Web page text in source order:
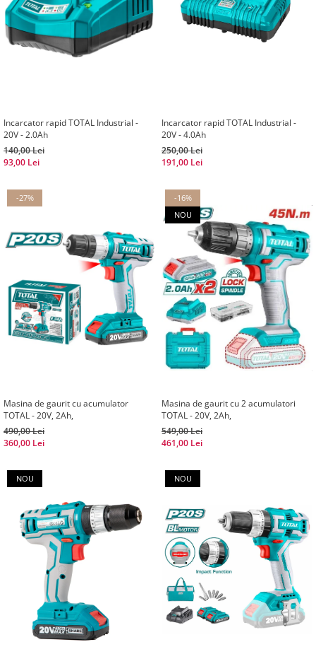
Incarcator rapid TOTAL Industrial -
20V - 2.0Ah
140,00 Lei
93,00 Lei
Incarcator rapid TOTAL Industrial -
20V - 4.0Ah
250,00 Lei
191,00 Lei
-27%
Masina de gaurit cu acumulator
TOTAL - 20V, 2Ah,
490,00 Lei
360,00 Lei
-16%
NOU
Masina de gaurit cu 2 acumulatori
TOTAL - 20V, 2Ah,
549,00 Lei
461,00 Lei
NOU NOU